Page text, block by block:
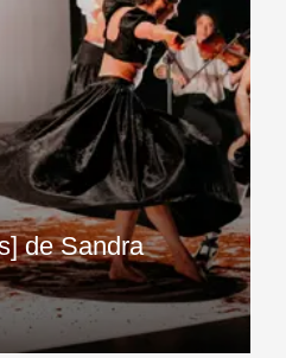
de Sandra